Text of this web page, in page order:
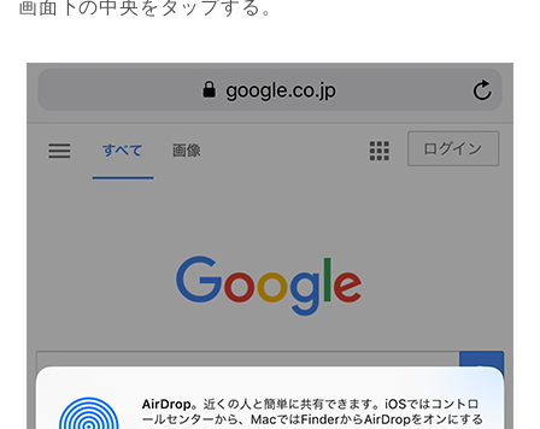
画面下の中央をタップする。